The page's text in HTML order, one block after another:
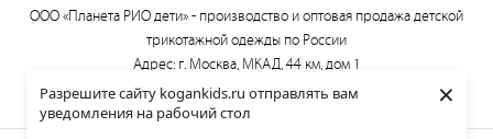
Разрешите сайту kogankids.ru отправлять вам
уведомления на рабочий стол
×
ООО «Планета РИО дети» - производство и оптовая продажа детской
трикотажной одежды по России
Адрес: г. Москва, МКАД, 44 км, дом 1
Тел.:+7 (495) 660-21-30, e-mail:love@kogankids.ru